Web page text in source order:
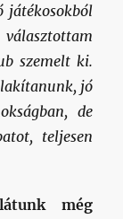
játékosokból
szemelt ki.
jó
de
teljesen
még